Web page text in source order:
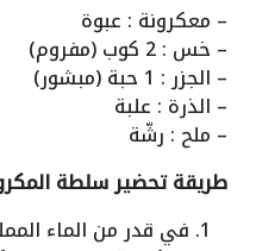
– معكرونة : عبوة
– خس : 2 كوب (مفروم)
– الجزر : 1 حبة (مبشور)
– الذرة : علبة
– ملح : رشّة
طريقة تحضير سلطة
في قدر من الماء